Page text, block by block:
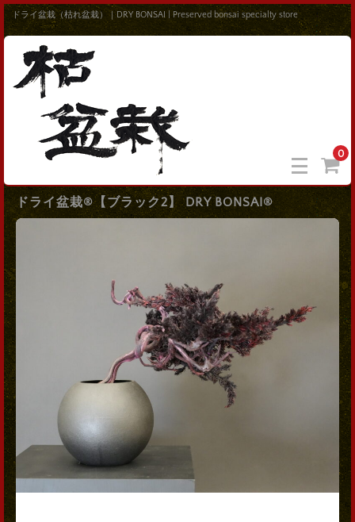
ドライ盆栽（枯れ盆栽）｜DRY BONSAI | Preserved bonsai specialty store
0
ドライ盆栽®【ブラック2】 DRY BONSAI®